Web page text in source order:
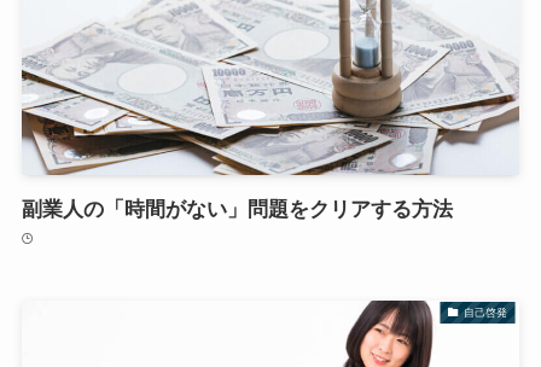
副業人の「時間がない」問題をクリアする方法
自己啓発